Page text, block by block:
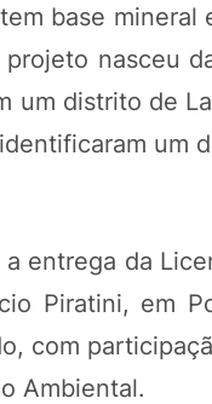
base
nasceu
um distrito de
um
entrega da
Piratini, em
com
Ambiental.